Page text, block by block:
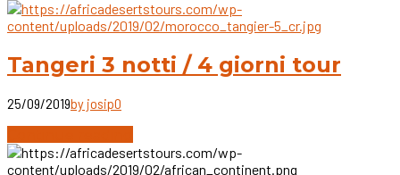
Tangeri 3 notti / 4 giorni tour
25/09/2019by josip0